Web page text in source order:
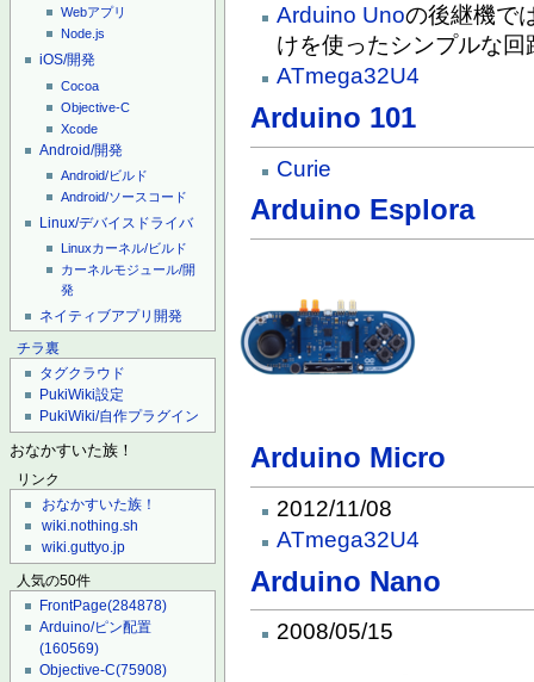
Webアプリ
Node.js
iOS/開発
Cocoa
Objective-C
Xcode
Android/開発
Android/ビルド
Android/ソースコード
Linux/デバイスドライバ
Linuxカーネル/ビルド
カーネルモジュール/開
発
ネイティブアプリ開発
チラ裏
タグクラウド
PukiWiki設定
PukiWiki/自作プラグイン
おなかすいた族！
リンク
おなかすいた族！
wiki.nothing.sh
wiki.guttyo.jp
人気の50件
FrontPage(284878)
Arduino/ピン配置
(160569)
Objective-C(75908)
Arduino Unoの後継機で
けを使ったシンプルな回
ATmega32U4
Arduino 101
Curie
Arduino Esplora
Arduino Micro
2012/11/08
ATmega32U4
Arduino Nano
2008/05/15